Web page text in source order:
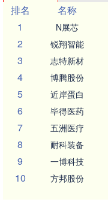
排名
名称
1
N展芯
2 锐翔智能
3 志特新材
4 博腾股份
5 近岸蛋白
6 毕得医药
7 五洲医疗
8 耐科装备
9 一博科技
10 方邦股份